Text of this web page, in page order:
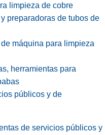
limpieza de cobre
preparadoras de tubos de
máquina para limpieza
herramientas para
públicos y de
de servicios públicos y